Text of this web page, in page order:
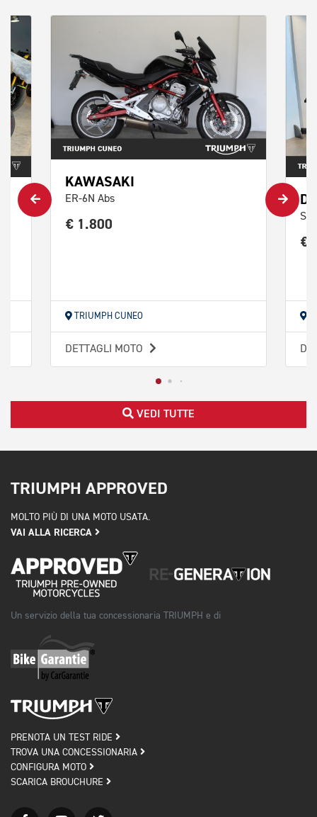
KAWASAKI
ER-6N Abs
€ 1.800
TRIUMPH CUNEO
DETTAGLI MOTO
€
VEDI TUTTE
TRIUMPH APPROVED
MOLTO PIÙ DI UNA MOTO USATA.
VAI ALLA RICERCA
Un servizio della tua concessionaria TRIUMPH e di
PRENOTA UN TEST RIDE
TROVA UNA CONCESSIONARIA
CONFIGURA MOTO
SCARICA BROUCHURE